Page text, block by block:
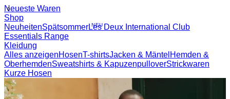
Neueste Waren
Shop
NeuheitenSpätsommerNEULes Deux International ClubEssentials
Range
Kleidung
Alles anzeigenHosenT-shirtsJacken & MäntelHemden &
OberhemdenSweatshirts & Kapuzenpullover StrickwarenKurze
Hosen